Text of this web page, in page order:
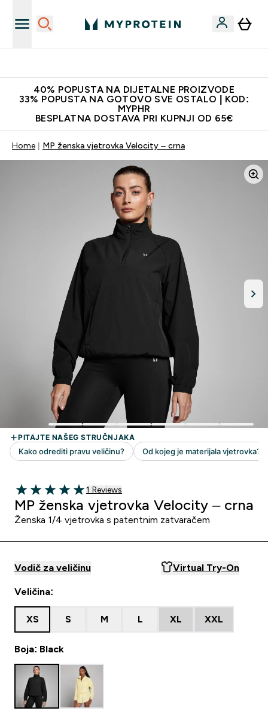
40% POPUSTA NA DIJETALNE PROIZVODE
33% POPUSTA NA GOTOVO SVE OSTALO | KOD:
MYPHR
BESPLATNA DOSTAVA PRI KUPNJI OD 65€
Home MP ženska vjetrovka Velocity – crna
5 out of 5 stars
1 customer reviews
1 Reviews
MP ženska vjetrovka Velocity – crna
Ženska 1/4 vjetrovka s patentnim zatvaračem
Vodič za veličinu Virtual Try-On
Veličina:
XS S M L XL XXL
Boja: Black